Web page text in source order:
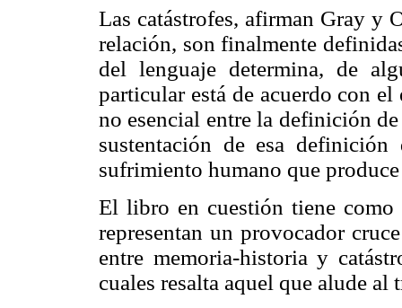
Las catástrofes, afirman Gray y
relación, son finalmente
del lenguaje determina, de
particular está de acuerdo con
no esencial entre la definición
sustentación de esa
sufrimiento humano que
El libro en cuestión tiene como
representan un provocador
entre memoria-historia y
cuales resalta aquel que alude al